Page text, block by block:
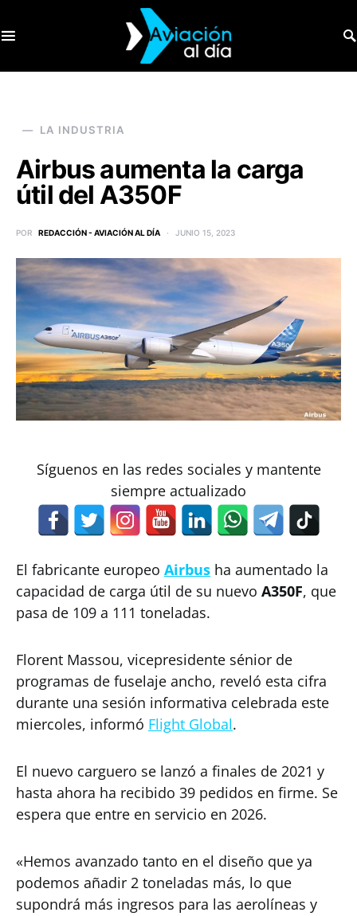
LA INDUSTRIA
Airbus aumenta la carga
útil del A350F
POR REDACCIÓN - AVIACIÓN AL DÍA JUNIO 15, 2023
Síguenos en las redes sociales y mantente
siempre actualizado
El fabricante europeo Airbus ha aumentado la
capacidad de carga útil de su nuevo A350F, que
pasa de 109 a 111 toneladas.
Florent Massou, vicepresidente sénior de
programas de fuselaje ancho, reveló esta cifra
durante una sesión informativa celebrada este
miercoles, informó Flight Global.
El nuevo carguero se lanzó a finales de 2021 y
hasta ahora ha recibido 39 pedidos en firme. Se
espera que entre en servicio en 2026.
«Hemos avanzado tanto en el diseño que ya
podemos añadir 2 toneladas más, lo que
supondrá más ingresos para las aerolíneas y